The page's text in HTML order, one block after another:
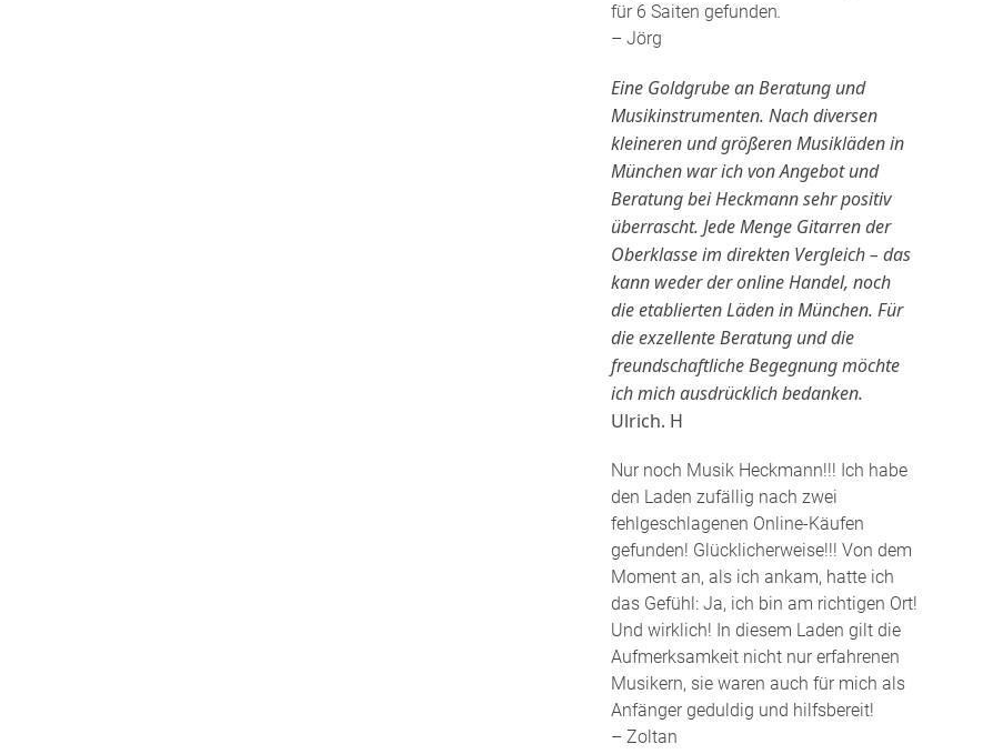
für 6 Saiten gefunden.
– Jörg
Eine Goldgrube an Beratung und
Musikinstrumenten. Nach diversen
kleineren und größeren Musikläden in
München war ich von Angebot und
Beratung bei Heckmann sehr positiv
überrascht. Jede Menge Gitarren der
Oberklasse im direkten Vergleich – das
kann weder der online Handel, noch
die etablierten Läden in München. Für
die exzellente Beratung und die
freundschaftliche Begegnung möchte
ich mich ausdrücklich bedanken.
Ulrich. H
Nur noch Musik Heckmann!!! Ich habe
den Laden zufällig nach zwei
fehlgeschlagenen Online-Käufen
gefunden! Glücklicherweise!!! Von dem
Moment an, als ich ankam, hatte ich
das Gefühl: Ja, ich bin am richtigen Ort!
Und wirklich! In diesem Laden gilt die
Aufmerksamkeit nicht nur erfahrenen
Musikern, sie waren auch für mich als
Anfänger geduldig und hilfsbereit!
– Zoltan